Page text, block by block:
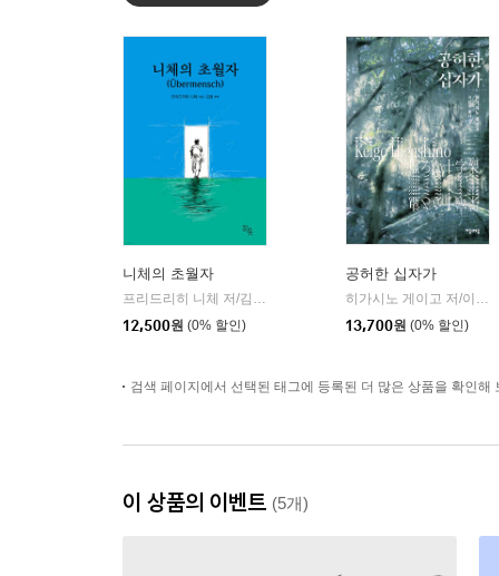
니체의 초월자
프리드리히 니체 저/김철 편역
12,500원 (0% 할인)
공허한 십자가
히가시노 게이고 저/이선희 역
13,700원 (0% 할인)
검색 페이지에서 선택된 태그에 등록된 더 많은 상품을 확인해
이 상품의 이벤트 (5개)